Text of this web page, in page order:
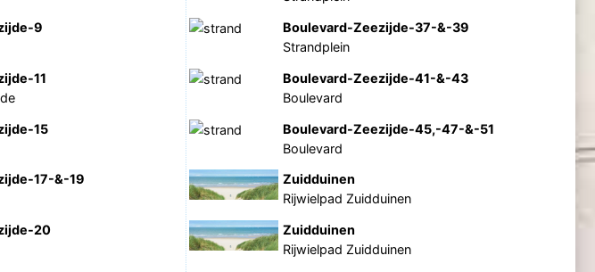
9
11
15
17-&-19
20
Boulevard-Zeezijde-37-&-39
Strandplein
Boulevard-Zeezijde-41-&-43
Boulevard
Boulevard-Zeezijde-45,-47-&-51
Boulevard
Zuidduinen
Rijwielpad Zuidduinen
Zuidduinen
Rijwielpad Zuidduinen